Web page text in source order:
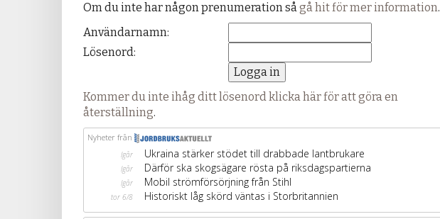
Om du inte har någon prenumeration sågå hit för mer information.
Användarnamn:
Lösenord:
Kommer du inte ihåg ditt lösenord klicka här för att göra en
återställning.